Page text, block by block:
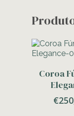
Coroa
€